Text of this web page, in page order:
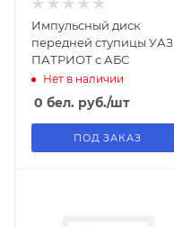
Импульсный диск
передней ступицы УАЗ
ПАТРИОТ с АБС
Нет в наличии
0 бел. руб./шт
ПОД ЗАКАЗ